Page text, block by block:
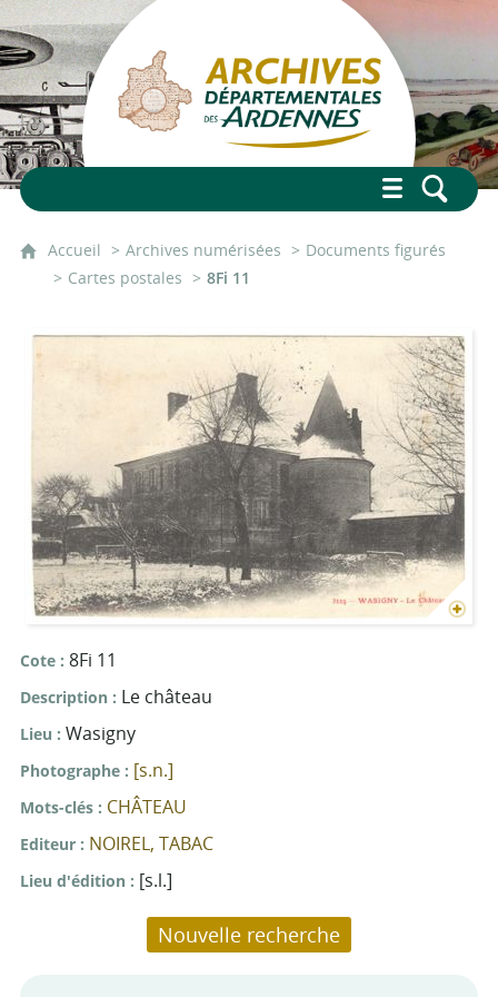
Accueil Archives numérisées
Documents figurés
Cartes postales
8Fi 11
Cote 8Fi 11
Description Le château
Lieu Wasigny
Photographe [s.n.]
Mots-clés CHÂTEAU
Editeur NOIREL, TABAC
Lieu d'édition [s.l.]
Nouvelle recherche